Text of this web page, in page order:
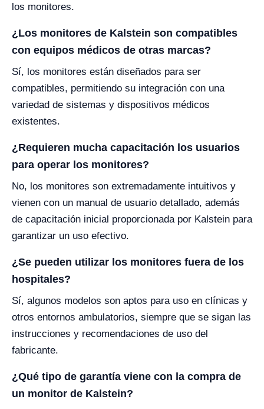
los monitores.
¿Los monitores de Kalstein son compatibles
con equipos médicos de otras marcas?
Sí, los monitores están diseñados para ser
compatibles, permitiendo su integración con una
variedad de sistemas y dispositivos médicos
existentes.
¿Requieren mucha capacitación los usuarios
para operar los monitores?
No, los monitores son extremadamente intuitivos y
vienen con un manual de usuario detallado, además
de capacitación inicial proporcionada por Kalstein para
garantizar un uso efectivo.
¿Se pueden utilizar los monitores fuera de los
hospitales?
Sí, algunos modelos son aptos para uso en clínicas y
otros entornos ambulatorios, siempre que se sigan las
instrucciones y recomendaciones de uso del
fabricante.
¿Qué tipo de garantía viene con la compra de
un monitor de Kalstein?